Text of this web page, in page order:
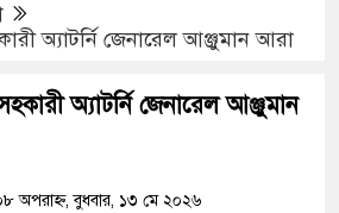
আলোচনায় মির্জা
চেষ্টা, সিসিটিভিতে ৭
অ্যাটর্নি জেনারেল আঞ্জুমান আরা
অ্যাটর্নি জেনারেল আঞ্জুমান
বুধবার, ১৩ মে ২০২৬